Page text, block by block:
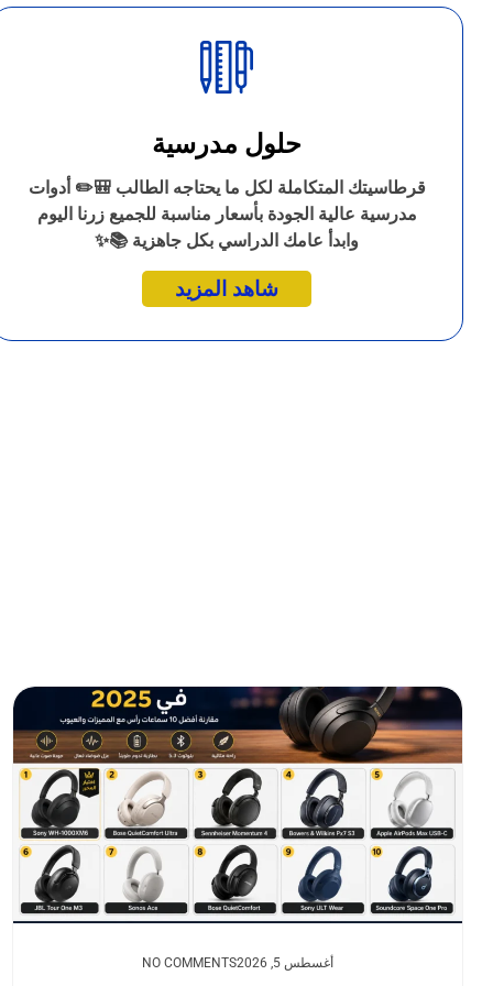
حلول مدرسية
قرطاسيتك المتكاملة لكل ما يحتاجه الطالب 🎒✏️ أدوات
مدرسية عالية الجودة بأسعار مناسبة للجميع زرنا اليوم
وابدأ عامك الدراسي بكل جاهزية 📚✨
شاهد المزيد
أغسطس 5, 2026 NO COMMENTS